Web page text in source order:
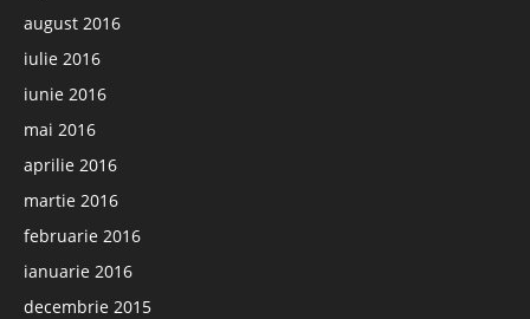
august 2016
iulie 2016
iunie 2016
mai 2016
aprilie 2016
martie 2016
februarie 2016
ianuarie 2016
decembrie 2015